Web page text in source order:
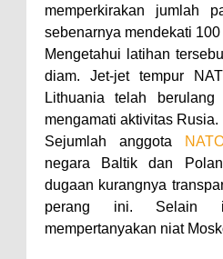
memperkirakan jumlah
sebenarnya mendekati
Mengetahui latihan
diam. Jet-jet tempur
Lithuania telah
mengamati aktivitas Rusia.
Sejumlah anggota
negara Baltik dan
dugaan kurangnya
perang ini. Selain
mempertanyakan niat